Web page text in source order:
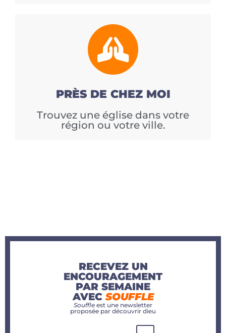
PRÈS DE CHEZ MOI
Trouvez une église dans votre
région ou votre ville.
RECEVEZ UN
ENCOURAGEMENT
PAR SEMAINE
AVECSOUFFLE
Souffle est une newsletter
proposée par découvrir dieu